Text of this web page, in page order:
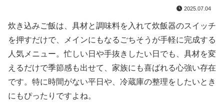
2025.07.04
炊き込みご飯は、具材と調味料を入れて炊飯器のスイッチ
を押すだけで、メインにもなるごちそうが手軽に完成する
人気メニュー。忙しい日や手抜きしたい日でも、具材を変
えるだけで季節感も出せて、家族にも喜ばれる心強い存在
です。特に時間がない平日や、冷蔵庫の整理をしたいとき
にもぴったりですよね。